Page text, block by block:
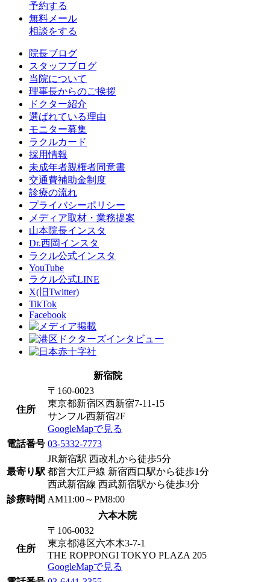
予約する
無料メール
相談をする
院長ブログ
スタッフブログ
当院について
理事長からのご挨拶
ドクター紹介
選ばれている理由
モニター募集
ラクルカード
採用情報
未成年者親権者同意書
交通費補助金制度
診療の流れ
プライバシーポリシー
メディア取材・業務提案
山本院長インスタ
Dr.西岡インスタ
ラクル公式インスタ
YouTube
ラクル公式LINE
X(旧Twitter)
TikTok
Facebook
新宿院
住所
〒160-0023
東京都新宿区西新宿7-11-15
サンフル西新宿2F
GoogleMapで見る
電話番号 03-5332-7773
最寄り駅
JR新宿駅 西改札から徒歩5分
都営大江戸線 新宿西口駅から徒歩1分
西武新宿線 西武新宿駅から徒歩3分
診療時間 AM11:00～PM8:00
六本木院
住所
〒106-0032
東京都港区六本木3-7-1
THE ROPPONGI TOKYO PLAZA 205
GoogleMapで見る